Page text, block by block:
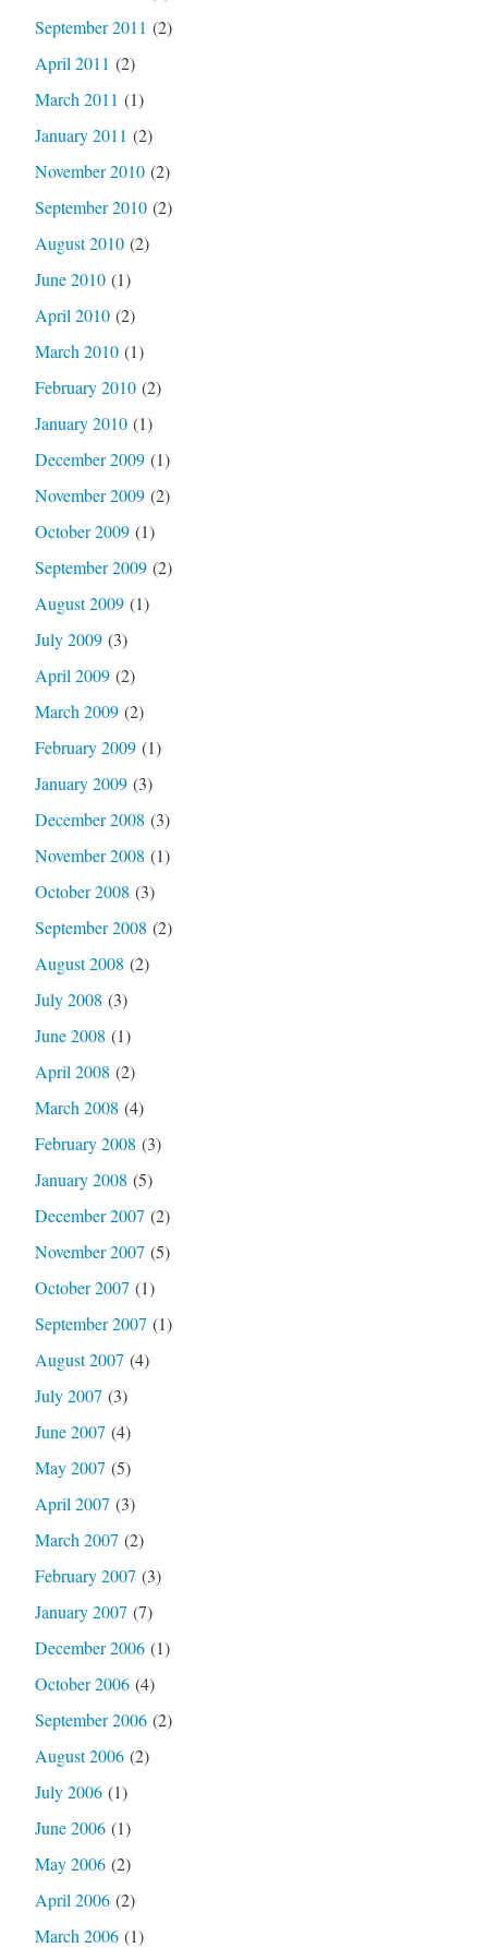
September 2011 (2)
April 2011 (2)
March 2011 (1)
January 2011 (2)
November 2010(2)
September 2010(2)
August 2010(2)
June 2010(1)
April 2010(2)
March 2010(1)
February 2010(2)
January 2010(1)
December 2009(1)
November 2009(2)
October 2009(1)
September 2009(2)
August 2009(1)
July 2009(3)
April 2009(2)
March 2009(2)
February 2009(1)
January 2009(3)
December 2008 (3)
November 2008 (1)
October 2008 (3)
September 2008 (2)
August 2008 (2)
July 2008 (3)
June 2008 (1)
April 2008 (2)
March 2008 (4)
February 2008 (3)
January 2008 (5)
December 2007 (2)
November 2007 (5)
October 2007 (1)
September 2007 (1)
August 2007 (4)
July 2007 (3)
June 2007 (4)
May 2007 (5)
April 2007 (3)
March 2007 (2)
February 2007 (3)
January 2007 (7)
December 2006(1)
October 2006(4)
September 2006(2)
August 2006(2)
July 2006(1)
June 2006(1)
May 2006(2)
April 2006(2)
March 2006(1)